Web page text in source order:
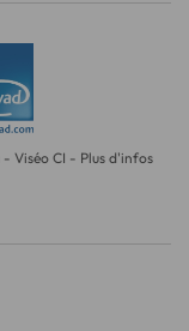
Viséo CI - Plus d'infos